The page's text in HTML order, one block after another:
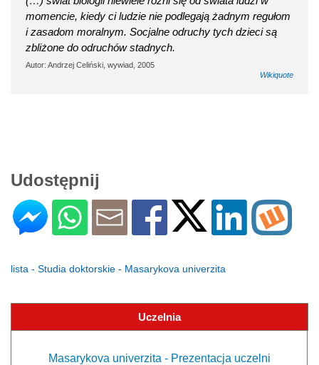
momencie, kiedy ci ludzie nie podlegają żadnym regułom
i zasadom moralnym. Socjalne odruchy tych dzieci są
zbliżone do odruchów stadnych.
Autor: Andrzej Celiński, wywiad, 2005
Wikiquote
Udostępnij
lista - Studia doktorskie - Masarykova univerzita
Uczelnia
Masarykova univerzita - Prezentacja uczelni